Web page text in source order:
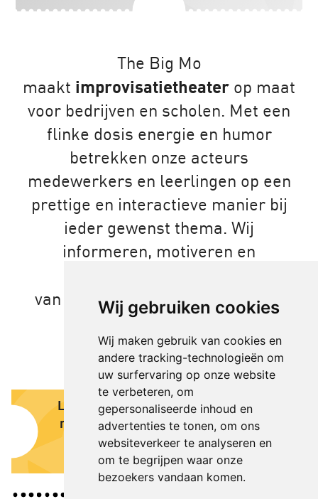
Wij gebruiken cookies
Wij maken gebruik van cookies en
andere tracking-technologieën om
uw surfervaring op onze website
te verbeteren, om
gepersonaliseerde inhoud en
advertenties te tonen, om ons
websiteverkeer te analyseren en
om te begrijpen waar onze
bezoekers vandaan komen.
The Big Mo
maakt improvisatietheater op maat
voor bedrijven en scholen. Met een
flinke dosis energie en humor
betrekken onze acteurs
medewerkers en leerlingen op een
prettige en interactieve manier bij
ieder gewenst thema. Wij
informeren, motiveren en
van
improvisatiebereiken wij uw
doelen op een prettige en
laagdrempelige manier.
Laatste
nieuws
Theater voor de zorg:
interactieve studiedag
over eigen regie en
zelfredzaamheid
Een voorstelling op